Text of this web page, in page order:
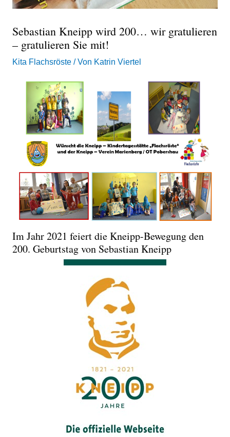
Sebastian Kneipp wird 200… wir gratulieren
– gratulieren Sie mit!
Kita Flachsröste/ Von Katrin Viertel
Im Jahr 2021 feiert die Kneipp-Bewegung den
200. Geburtstag von Sebastian Kneipp